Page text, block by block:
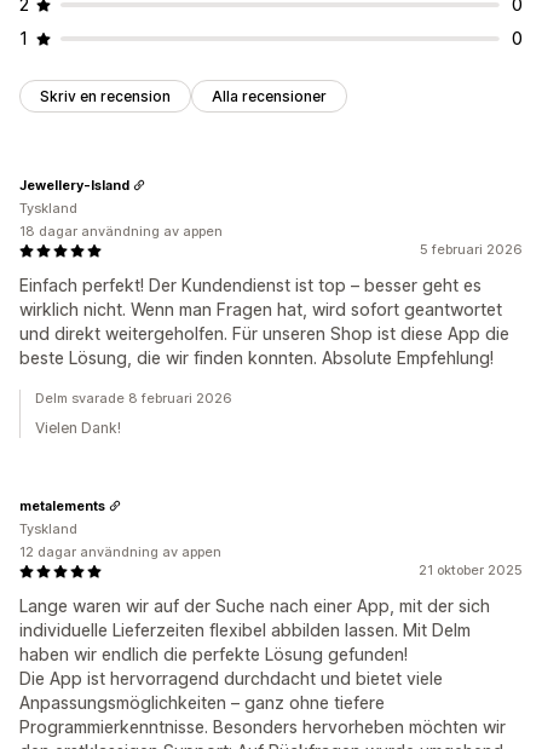
2
0
1
0
Skriv en recension Alla recensioner
5 februari 2026
Einfach perfekt! Der Kundendienst ist top – besser geht es
wirklich nicht. Wenn man Fragen hat, wird sofort geantwortet
und direkt weitergeholfen. Für unseren Shop ist diese App die
beste Lösung, die wir finden konnten. Absolute Empfehlung!
Jewellery-Island
Tyskland
18 dagar användning av appen
Delm svarade 8 februari 2026
Vielen Dank!
21 oktober 2025
Lange waren wir auf der Suche nach einer App, mit der sich
individuelle Lieferzeiten flexibel abbilden lassen. Mit Delm
haben wir endlich die perfekte Lösung gefunden!
Die App ist hervorragend durchdacht und bietet viele
Anpassungsmöglichkeiten – ganz ohne tiefere
Programmierkenntnisse. Besonders hervorheben möchten wir
metalements
Tyskland
12 dagar användning av appen